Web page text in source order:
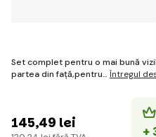
Set complet pentru o mai bună
partea din față,pentru… Întregul
145,49 lei
+